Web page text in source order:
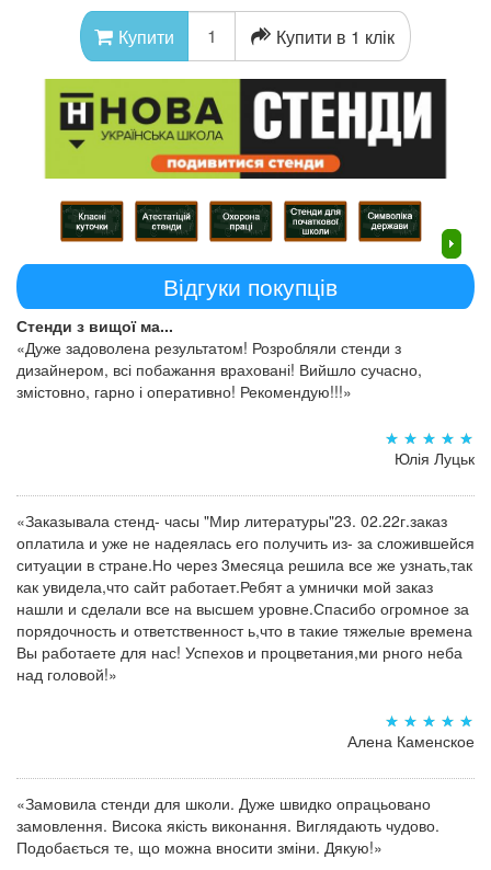
Купити Купити в 1 клік
Відгуки покупців
Стенди з вищої ма...
«Дуже задоволена результатом! Розробляли стенди з
дизайнером, всі побажання враховані! Вийшло сучасно,
змістовно, гарно і оперативно! Рекомендую!!!»
Юлія Луцьк
«Заказывала стенд- часы "Мир литературы"23. 02.22г.заказ
оплатила и уже не надеялась его получить из- за сложившейся
ситуации в стране.Но через 3месяца решила все же узнать,так
как увидела,что сайт работает.Ребят а умнички мой заказ
нашли и сделали все на высшем уровне.Спасибо огромное за
порядочность и ответственност ь,что в такие тяжелые времена
Вы работаете для нас! Успехов и процветания,ми рного неба
над головой!»
Алена Каменское
«Замовила стенди для школи. Дуже швидко опрацьовано
замовлення. Висока якість виконання. Виглядають чудово.
Подобається те, що можна вносити зміни. Дякую!»